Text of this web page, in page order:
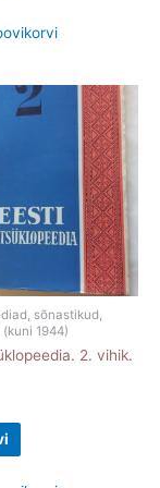
sõnastikud,
1944)
2. vihik.